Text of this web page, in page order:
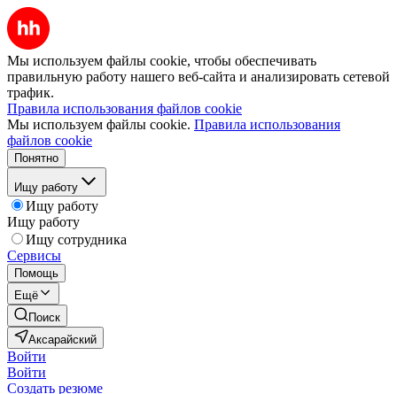
Мы используем файлы cookie, чтобы обеспечивать
правильную работу нашего веб-сайта и анализировать сетевой
трафик.
Правила использования файлов cookie
Мы используем файлы cookie. Правила использования
файлов cookie
Понятно
Ищу работу
Ищу работу
Ищу работу
Ищу сотрудника
Сервисы
Помощь
Ещё
Поиск
Аксарайский
Войти
Войти
Создать резюме